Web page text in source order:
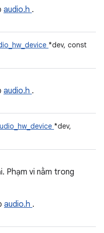
audio.h .
*dev, const
audio.h .
*dev,
Phạm vi nằm trong
audio.h .